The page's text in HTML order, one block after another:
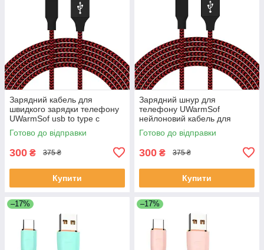
Зарядний кабель для
швидкого зарядки телефону
UWarmSof usb to type c
універсальний провід для
заряджання смартфона
Готово до відправки
300 ₴ 375 ₴
Купити
Зарядний шнур для
телефону UWarmSof
нейлоновий кабель для
зарядки USB to Micro кабель
швидкої зарядки для
Готово до відправки
300 ₴ 375 ₴
Купити
–17% –17%